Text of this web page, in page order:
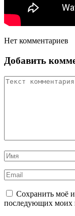
Нет комментариев
Добавить
Сохранить моё
последующих моих